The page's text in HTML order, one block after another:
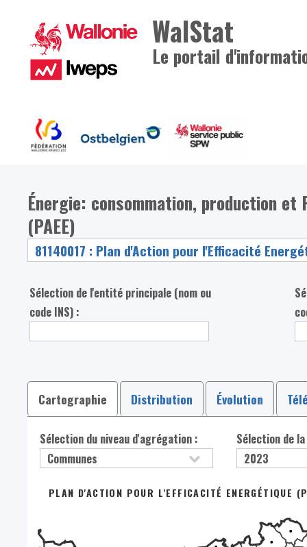
WalStat
Le portail
Énergie: consommation, production
(PAEE)
Sélection de l'entité principale (nom ou
code INS) :
Cartographie Distribution Évolution
Sélection du niveau d'agrégation : Sélection de
PLAN D'ACTION POUR L'EFFICACITÉ ENERGÉTIQUE